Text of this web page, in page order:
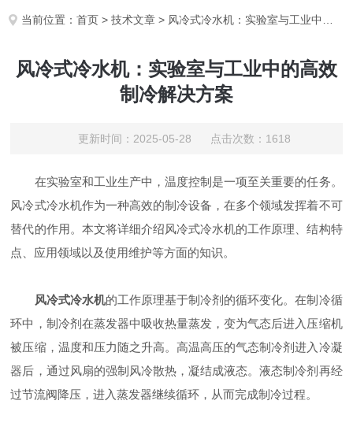
当前位置：首页 >技术文章 > 风冷式冷水机：实验室与工业中的高效制冷解决方案
风冷式冷水机：实验室与工业中的高效
制冷解决方案
更新时间：2025-05-28 点击次数：1618
在实验室和工业生产中，温度控制是一项至关重要的任务。
风冷式冷水机作为一种高效的制冷设备，在多个领域发挥着不可
替代的作用。本文将详细介绍风冷式冷水机的工作原理、结构特
点、应用领域以及使用维护等方面的知识。
风冷式冷水机的工作原理基于制冷剂的循环变化。在制冷循
环中，制冷剂在蒸发器中吸收热量蒸发，变为气态后进入压缩机
被压缩，温度和压力随之升高。高温高压的气态制冷剂进入冷凝
器后，通过风扇的强制风冷散热，凝结成液态。液态制冷剂再经
过节流阀降压，进入蒸发器继续循环，从而完成制冷过程。